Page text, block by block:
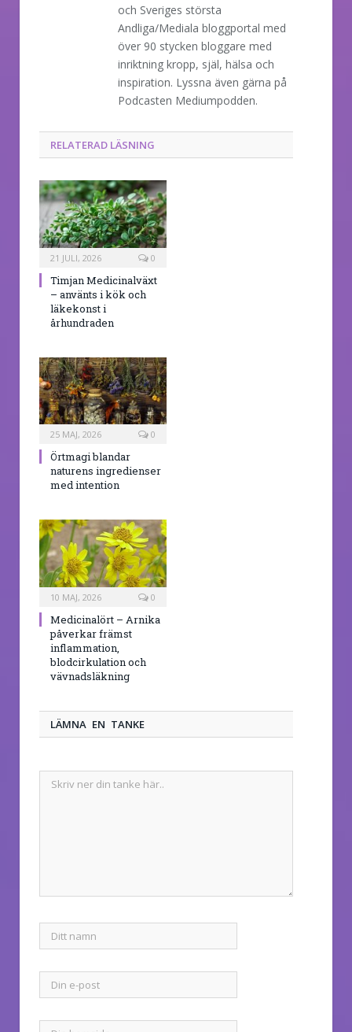
och Sveriges största
Andliga/Mediala bloggportal med
över 90 stycken bloggare med
inriktning kropp, själ, hälsa och
inspiration. Lyssna även gärna på
Podcasten Mediumpodden.
RELATERAD LÄSNING
21 JULI, 2026 0
Timjan Medicinalväxt
– använts i kök och
läkekonst i
århundraden
25 MAJ, 2026 0
Örtmagi blandar
naturens ingredienser
med intention
10 MAJ, 2026 0
Medicinalört – Arnika
påverkar främst
inflammation,
blodcirkulation och
vävnadsläkning
LÄMNA EN TANKE